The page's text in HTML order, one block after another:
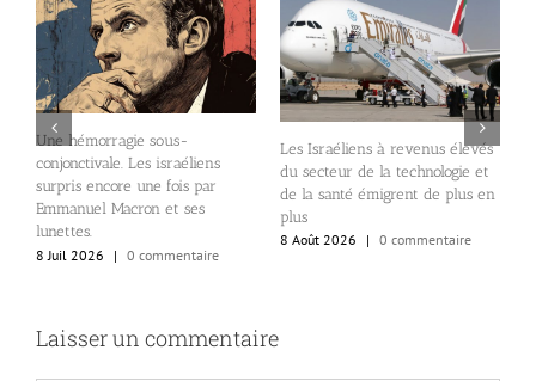
Une hémorragie sous-
conjonctivale. Les israéliens
surpris encore une fois par
Emmanuel Macron et ses
lunettes.
8 Juil 2026
| 0 commentaire
Les Israéliens à revenus élevés
du secteur de la technologie et
de la santé émigrent de plus en
plus
8 Août 2026
| 0 commentaire
Laisser un commentaire